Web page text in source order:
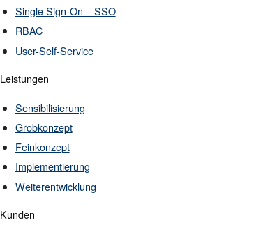
Single Sign-On – SSO
RBAC
User-Self-Service
Leistungen
Sensibilisierung
Grobkonzept
Feinkonzept
Implementierung
Weiterentwicklung
Kunden